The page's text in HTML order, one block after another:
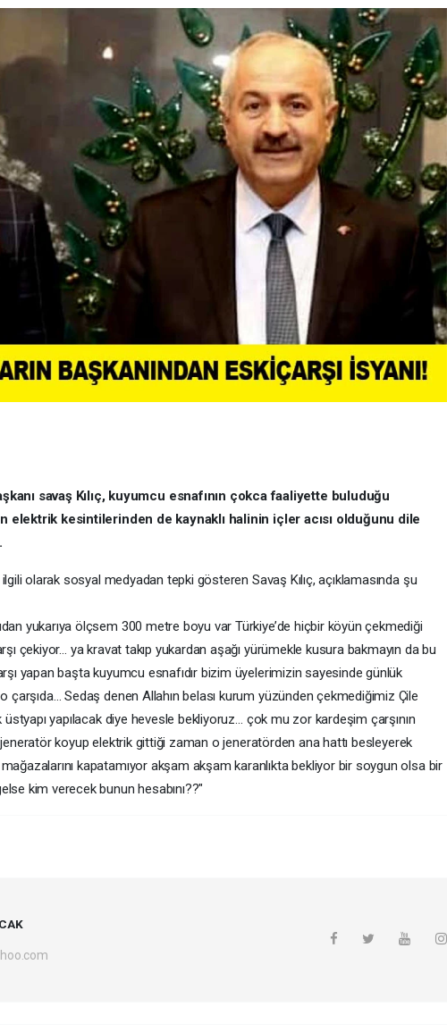
savaş Kılıç, kuyumcu esnafının çokca faaliyette buluduğu
elektrik kesintilerinden de kaynaklı halinin içler acısı olduğunu dile
ilgili olarak sosyal medyadan tepki gösteren Savaş Kılıç, açıklamasında şu
yukarıya ölçsem 300 metre boyu var Türkiye’de hiçbir köyün çekmediği
çekiyor… ya kravat takıp yukardan aşağı yürümekle kusura bakmayın da bu
yapan başta kuyumcu esnafıdır bizim üyelerimizin sayesinde günlük
Sedaş denen Allahın belası kurum yüzünden çekmediğimiz Çile
üstyapı yapılacak diye hevesle bekliyoruz… çok mu zor kardeşim çarşının
koyup elektrik gittiği zaman o jeneratörden ana hattı besleyerek
kapatamıyor akşam akşam karanlıkta bekliyor bir soygun olsa bir
kim verecek bunun hesabını??"